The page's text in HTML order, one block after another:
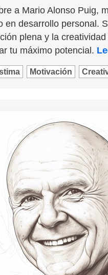
a Mario Alonso Puig,
en desarrollo personal.
plena y la
tu máximo potencial.
Motivación